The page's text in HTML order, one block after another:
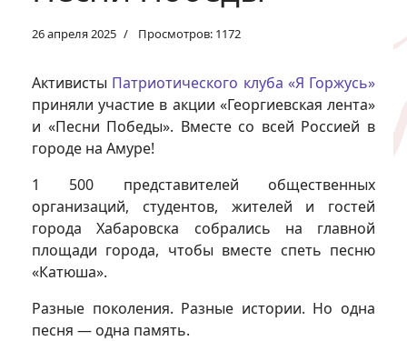
26 апреля 2025 Просмотров: 1172
Активисты Патриотического клуба «Я Горжусь»
приняли участие в акции «Георгиевская лента»
и «Песни Победы». Вместе со всей Россией в
городе на Амуре!
1 500 представителей общественных
организаций, студентов, жителей и гостей
города Хабаровска собрались на главной
площади города, чтобы вместе спеть песню
«Катюша».
Разные поколения. Разные истории. Но одна
песня — одна память.